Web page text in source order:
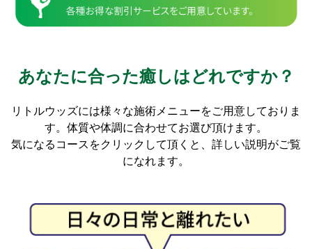
あなたに合った癒しはどれですか？
リトルウッズには様々な施術メニューをご用意しておりま
す。体質や体調に合わせてお選び頂けます。
気になるコースをクリックして頂くと、詳しい説明がご覧
になれます。